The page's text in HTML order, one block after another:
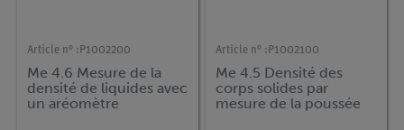
Article n° : P1002200
Me 4.6 Mesure de la
densité de liquides avec
un aréomètre
Article n° : P1002100
Me 4.5 Densité des
corps solides par
mesure de la poussée